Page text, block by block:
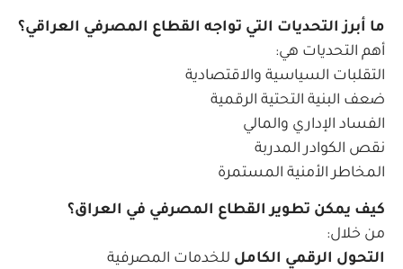
ما أبرز التحديات التي تواجه القطاع المصرفي العراقي؟
أهم التحديات هي:
التقلبات السياسية والاقتصادية
ضعف البنية التحتية الرقمية
الفساد الإداري والمالي
نقص الكوادر المدربة
المخاطر الأمنية المستمرة
كيف يمكن تطوير القطاع المصرفي في العراق؟
من خلال:
التحول الرقمي الكامل للخدمات المصرفية